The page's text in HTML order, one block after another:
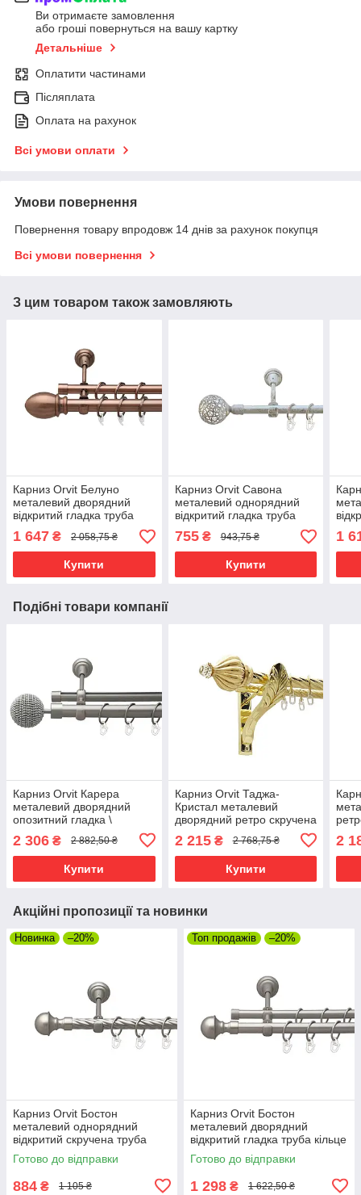
Ви отримаєте замовлення
або гроші повернуться на вашу картку
Детальніше
Оплатити частинами
Післяплата
Оплата на рахунок
Всі умови оплати
Умови повернення
Повернення товару впродовж 14 днів за рахунок покупця
Всі умови повернення
З цим товаром також замовляють
Карниз Orvit Белуно
металевий дворядний
відкритий гладка труба
кільце фасонне металеве
Мідь 25\16 мм 240 см
(6948859)
1 647 ₴ 2 058,75 ₴
Купити
Карниз Orvit Савона
металевий однорядний
відкритий гладка труба
Золото 16 мм 300 см
(5478934)
755₴ 943,75 ₴
Купити
мм
1
Подібні товари компанії
Карниз Orvit Карера
металевий дворядний
опозитний гладка \
металеве Сатин 25\19 мм
300 см (00-00023331)
2 306 ₴ 2 882,50 ₴
Купити
Карниз Orvit Таджа-
Кристал металевий
дворядний ретро скручена
Золото 25\19 мм 300 см
(00-00021766)
2 215₴ 2 768,75 ₴
Купити
2
Акційні пропозиції та новинки
Новинка –20%
Карниз Orvit Бостон
металевий однорядний
відкритий скручена труба
кільце металеве Сатин 19 мм
300 см (00-00022993)
Готово до відправки
884 ₴ 1 105 ₴
Топ продажів –20%
Карниз Orvit Бостон
металевий дворядний
відкритий гладка труба кільце
металеве Сатин 19\16 мм
300 см (00-00013691)
Готово до відправки
1 298 ₴ 1 622,50 ₴